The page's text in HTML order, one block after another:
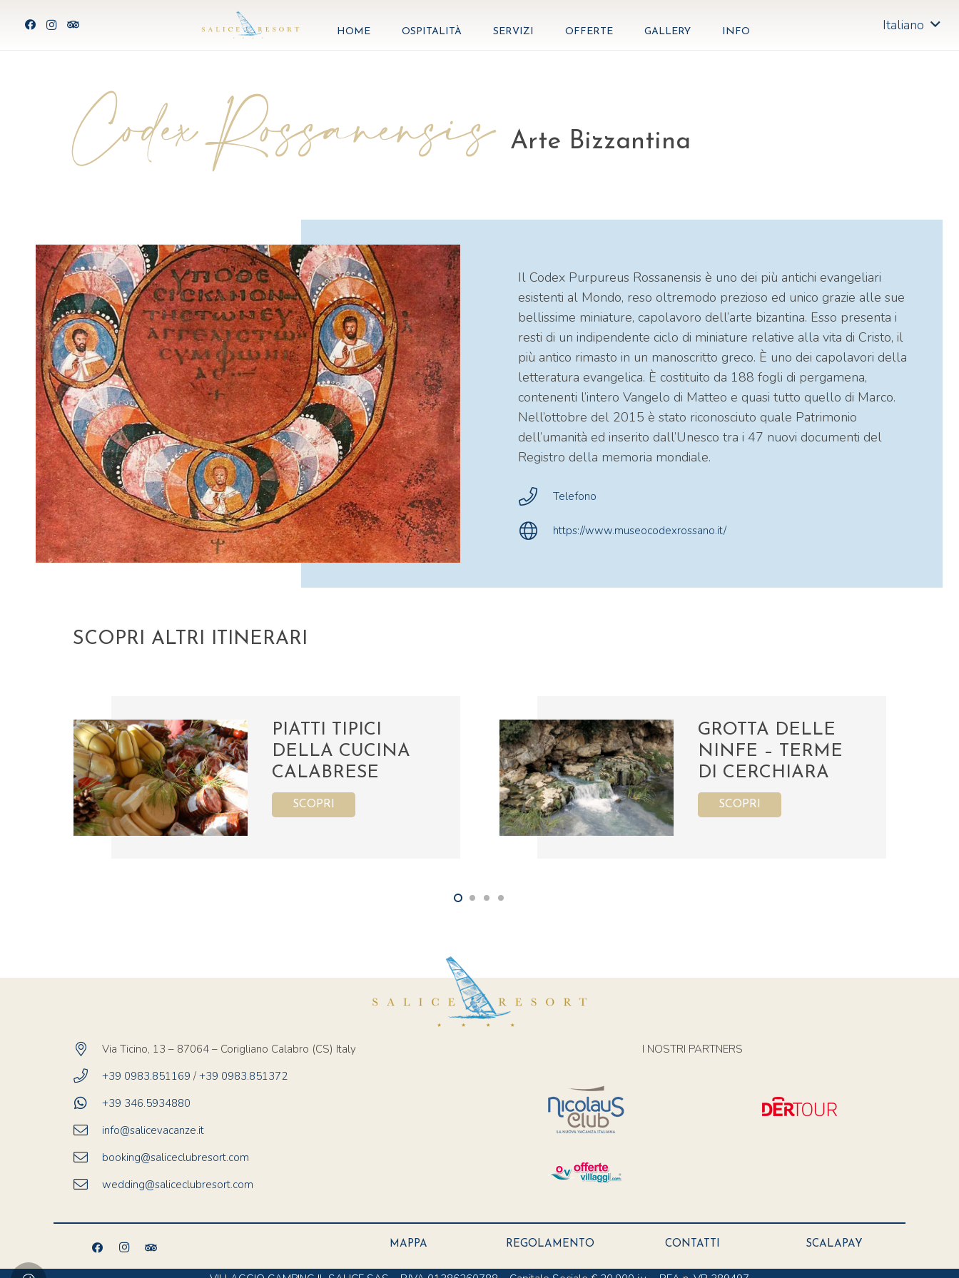
HOME OSPITALITÀ SERVIZI OFFERTE GALLERY INFO Italiano
Codex Rossanensis Arte Bizzantina
Il Codex Purpureus Rossanensis è uno dei più antichi evangeliari
esistenti al Mondo, reso oltremodo prezioso ed unico grazie alle sue
bellissime miniature, capolavoro dell’arte bizantina. Esso presenta i
resti di un indipendente ciclo di miniature relative alla vita di Cristo, il
più antico rimasto in un manoscritto greco. È uno dei capolavori della
letteratura evangelica. È costituito da 188 fogli di pergamena,
contenenti l’intero Vangelo di Matteo e quasi tutto quello di Marco.
Nell’ottobre del 2015 è stato riconosciuto quale Patrimonio
dell’umanità ed inserito dall’Unesco tra i 47 nuovi documenti del
Registro della memoria mondiale.
Telefono
https://www.museocodexrossano.it/
SCOPRI ALTRI ITINERARI
PIATTI TIPICI
DELLA CUCINA
CALABRESE
SCOPRI
GROTTA DELLE
NINFE – TERME
DI CERCHIARA
SCOPRI
Via Ticino, 13 – 87064 – Corigliano Calabro (CS) Italy
+39 0983.851169 /+39 0983.851372
+39 346.5934880
info@salicevacanze.it
booking@saliceclubresort.com
wedding@saliceclubresort.com
I NOSTRI PARTNERS
MAPPA REGOLAMENTO CONTATTI SCALAPAY